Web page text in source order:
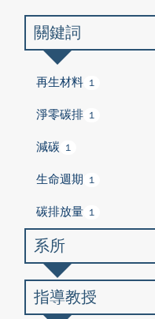
關鍵詞
再生材料 1
淨零碳排 1
減碳 1
生命週期 1
碳排放量 1
系所
指導教授